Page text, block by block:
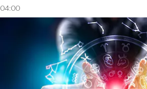
04:00